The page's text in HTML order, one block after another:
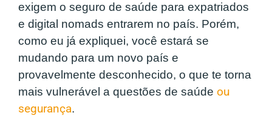
exigem o seguro de saúde para expatriados
e digital nomads entrarem no país. Porém,
como eu já expliquei, você estará se
mudando para um novo país e
provavelmente desconhecido, o que te torna
mais vulnerável a questões de saúde ou
segurança.